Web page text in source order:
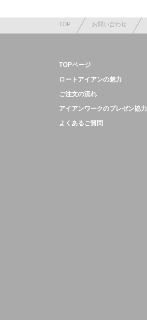
TOP お問い合わせ
TOPページ
ロートアイアンの魅力
ご注文の流れ
アイアンワークのプレゼン協力
よくあるご質問